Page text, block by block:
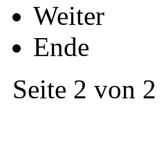
Weiter
Ende
Seite 2 von 2